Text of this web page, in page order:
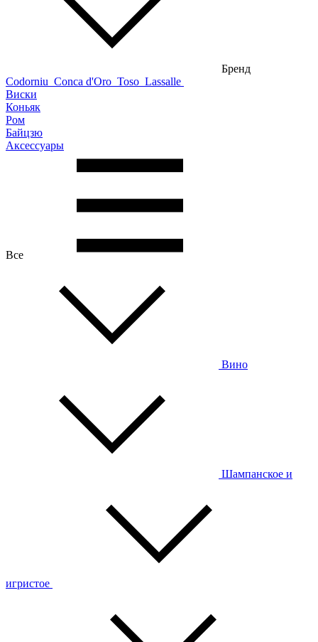
Бренд
Codorniu Conca d'Oro Toso Lassalle
Виски
Коньяк
Ром
Байцзю
Аксессуары
Все
Вино
Шампанское и
игристое